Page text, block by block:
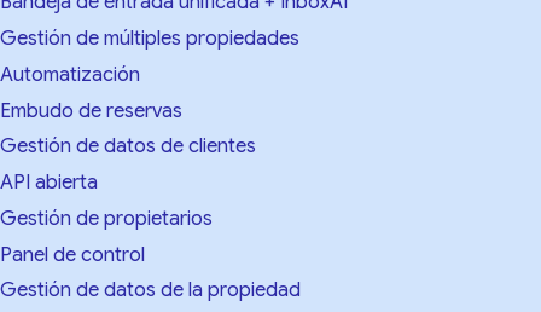
Gestión de múltiples propiedades
Automatización
Embudo de reservas
Gestión de datos de clientes
API abierta
Gestión de propietarios
Panel de control
Gestión de datos de la propiedad